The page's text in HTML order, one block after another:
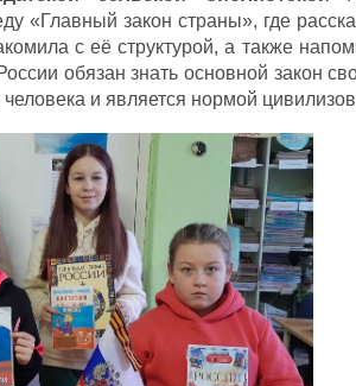
«Главный закон страны», где
с её структурой, а также
обязан знать основной закон
человека и является нормой